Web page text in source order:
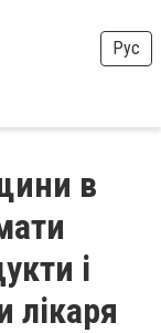
Рус
в
і
лікаря